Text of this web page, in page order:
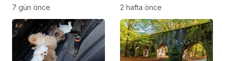
görüntülendi
7 gün önce 2 hafta önce